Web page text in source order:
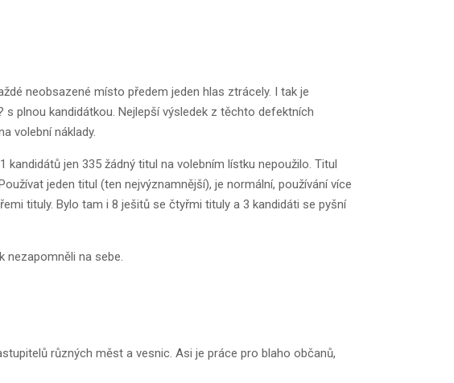
neobsazené místo předem jeden hlas ztrácely. I tak je
plnou kandidátkou. Nejlepší výsledek z těchto defektních
volební náklady.
kandidátů jen 335 žádný titul na volebním lístku nepoužilo. Titul
jeden titul (ten nejvýznamnější), je normální, používání více
tituly. Bylo tam i 8 ješitů se čtyřmi tituly a 3 kandidáti se pyšní
nezapomněli na sebe.
různých měst a vesnic. Asi je práce pro blaho občanů,